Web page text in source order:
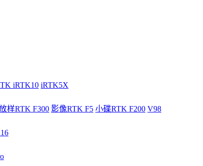
iRTK10 iRTK5X
样RTK F300 影像RTK F5 小碟RTK F200 V98